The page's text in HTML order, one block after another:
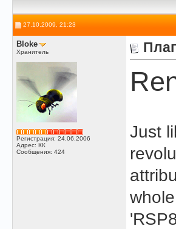
27.10.2009, 21:23
Bloke
Хранитель
Регистрация: 24.06.2006
Адрес: КК
Сообщения: 424
Just